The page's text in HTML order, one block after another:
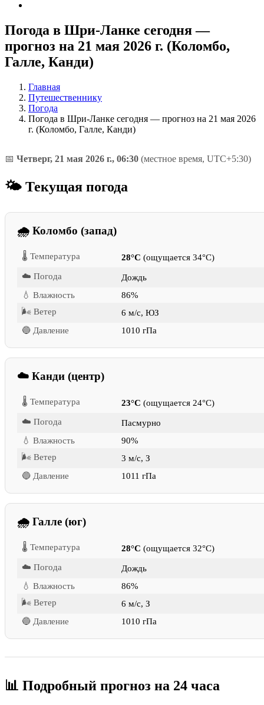
Погода в Шри-Ланке сегодня —
прогноз на 21 мая 2026 г. (Коломбо,
Галле, Канди)
Главная
Путешественнику
Погода
Погода в Шри-Ланке сегодня — прогноз на 21 мая 2026
г. (Коломбо, Галле, Канди)
📅 Четверг, 21 мая 2026 г., 06:30 (местное время, UTC+5:30)
🌤 Текущая погода
🌧 Коломбо (запад)
🌡 Температура 28°C (ощущается 34°C)
☁️ Погода
Дождь
💧 Влажность
86%
🌬 Ветер
6 м/с, ЮЗ
🔵 Давление
1010 гПа
☁️ Канди (центр)
🌡 Температура 23°C (ощущается 24°C)
☁️ Погода
Пасмурно
💧 Влажность
90%
🌬 Ветер
3 м/с, З
🔵 Давление
1011 гПа
🌧 Галле (юг)
🌡 Температура 28°C (ощущается 32°C)
☁️ Погода
Дождь
💧 Влажность
86%
🌬 Ветер
6 м/с, З
🔵 Давление
1010 гПа
📊 Подробный прогноз на 24 часа